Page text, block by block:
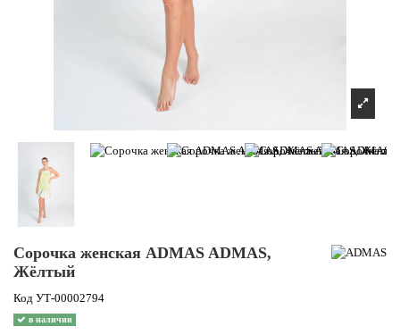
Сорочка женская ADMAS ADMAS,
Жёлтый
Код УТ-00002794
в наличии